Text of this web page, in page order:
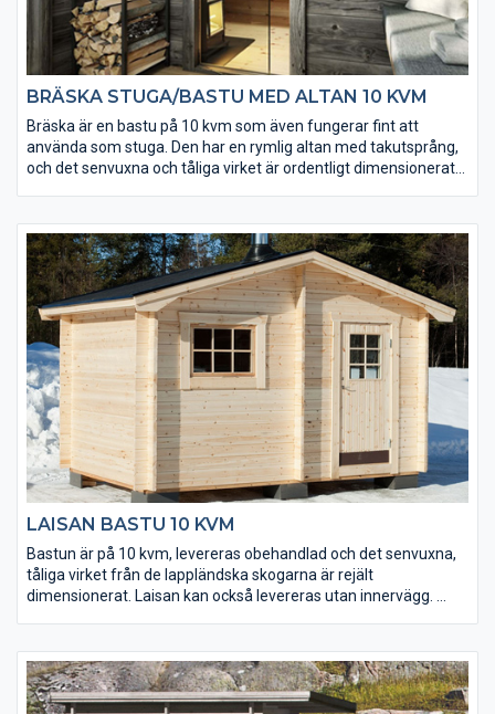
BRÄSKA STUGA/BASTU MED ALTAN 10 KVM
Bräska är en bastu på 10 kvm som även fungerar fint att
använda som stuga. Den har en rymlig altan med takutsprång,
och det senvuxna och tåliga virket är ordentligt dimensionerat
• Bastukaminpaket Harvia kan köpas till.
• Välj mellan tre tillbehörspaket (endast till relaxdelen).
• En rymlig altan; 5 kvm.
• Mellan bastu- och relaxdelen sitter en glasdörr från Harvia.
• Taket utgörs av en slätspontspanel som är ändspontad.
• Golvet och takpanelen är möbeltorr vilket ger god
formstabilitet.
LAISAN BASTU 10 KVM
Bastun är på 10 kvm, levereras obehandlad och det senvuxna,
tåliga virket från de lappländska skogarna är rejält
dimensionerat. Laisan kan också levereras utan innervägg.
• Välj mellan tre tillbehörspaket (endast till relaxdelen).
• Taket utgörs av en slätspontspanel som är ändspontad.
• Golvet och takpanelen är möbeltorr vilket ger god